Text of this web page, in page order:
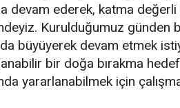
devam ederek, katma
Kurulduğumuz günden
büyüyerek devam etmek
bir doğa bırakma
yararlanabilmek için